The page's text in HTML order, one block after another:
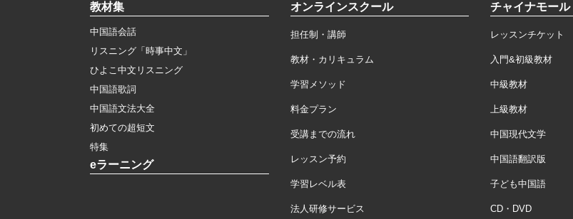
教材集
中国語会話
リスニング「時事中文」
ひよこ中文リスニング
中国語歌詞
中国語文法大全
初めての超短文
特集
eラーニング
オンラインスクール
担任制・講師
教材・カリキュラム
学習メソッド
料金プラン
受講までの流れ
レッスン予約
学習レベル表
法人研修サービス
チャイナモール
レッスンチケット
入門&初級教材
中級教材
上級教材
中国現代文学
中国語翻訳版
子ども中国語
CD・DVD